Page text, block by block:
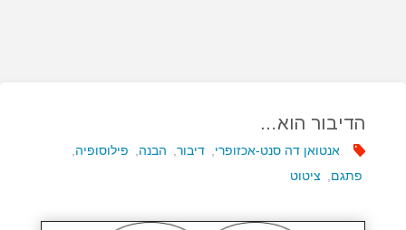
הדיבור הוא…
אנטואן דה סנט-אכזופרי דיבור הבנה פילוסופיה
פתגם
ציטוט